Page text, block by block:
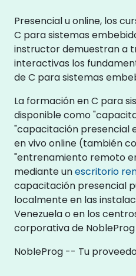
Presencial u online, los
C para sistemas
instructor demuestran a
interactivas los
de C para sistemas
La formación en C para
disponible como
"capacitación presencial
en vivo online (también
"entrenamiento remoto
mediante unescritorio
capacitación presencial
localmente en las
Venezuela o en los
corporativa de NobleProg
NobleProg -- Tu